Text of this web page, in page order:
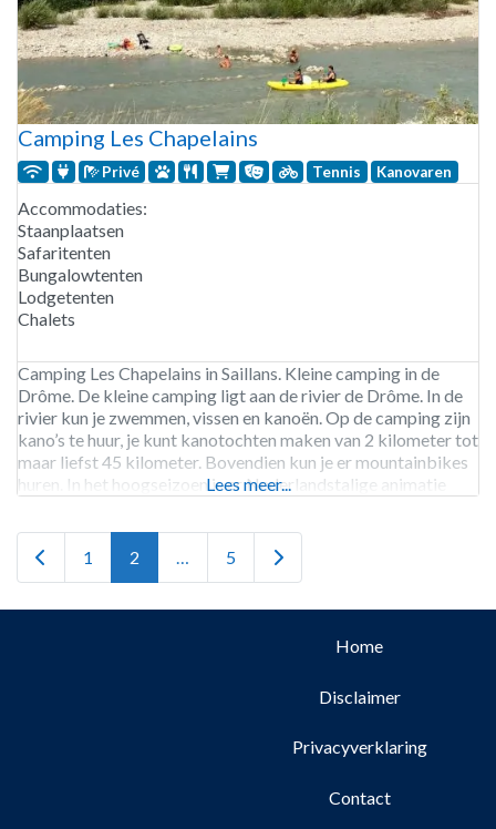
Camping Les Chapelains
Privé Tennis Kanovaren
Accommodaties:
Staanplaatsen
Safaritenten
Bungalowtenten
Lodgetenten
Chalets
Camping Les Chapelains in Saillans. Kleine camping in de
Drôme. De kleine camping ligt aan de rivier de Drôme. In de
rivier kun je zwemmen, vissen en kanoën. Op de camping zijn
kano’s te huur, je kunt kanotochten maken van 2 kilometer tot
maar liefst 45 kilometer. Bovendien kun je er mountainbikes
huren. In het hoogseizoen is er Nederlandstalige animatie
Lees meer...
Newer posts
1 2 … 5 Older posts
Home
Disclaimer
Privacyverklaring
Contact